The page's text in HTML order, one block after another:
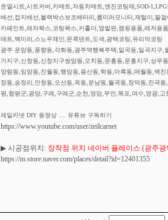
온열시트,시트커버,카매트,자동차매트,엔진코팅제,SOD-
배선,접지배선,블랙박스보조배터리,룸미러모니터,재털이,팔
카페인트,레자왁스,코팅왁스,키홀더,옆발판,캠핑용품,레저용
매트,백미러,스노우체인,문콕덴트,도색,광택코팅,유리막코팅
광주 운암동,풍향동,각화동,광주역행복주택,일곡동,일곡지구
가지구,신창동,신창지구쌍암동,오치동,문흥동,문흥지구,상무
양림동,임암동,진월동,행암동,용산동,학동,마륵동,매월동,벽
정동,송정리,안청동,오선동,옥동,운남동,월곡동,장덕동,진곡
평,함평군,광양,구례,구례군,순천,영암,무안,목포,여수,영광,
제일카넷 DIY 동영상 .... 유튜브 구독하기
https://www.youtube.com/user/zeilcarnet
▶ 시공점위치: 장착점 위치 네이버 플레이스 (광주
https://m.store.naver.com/places/detail?id=12401355